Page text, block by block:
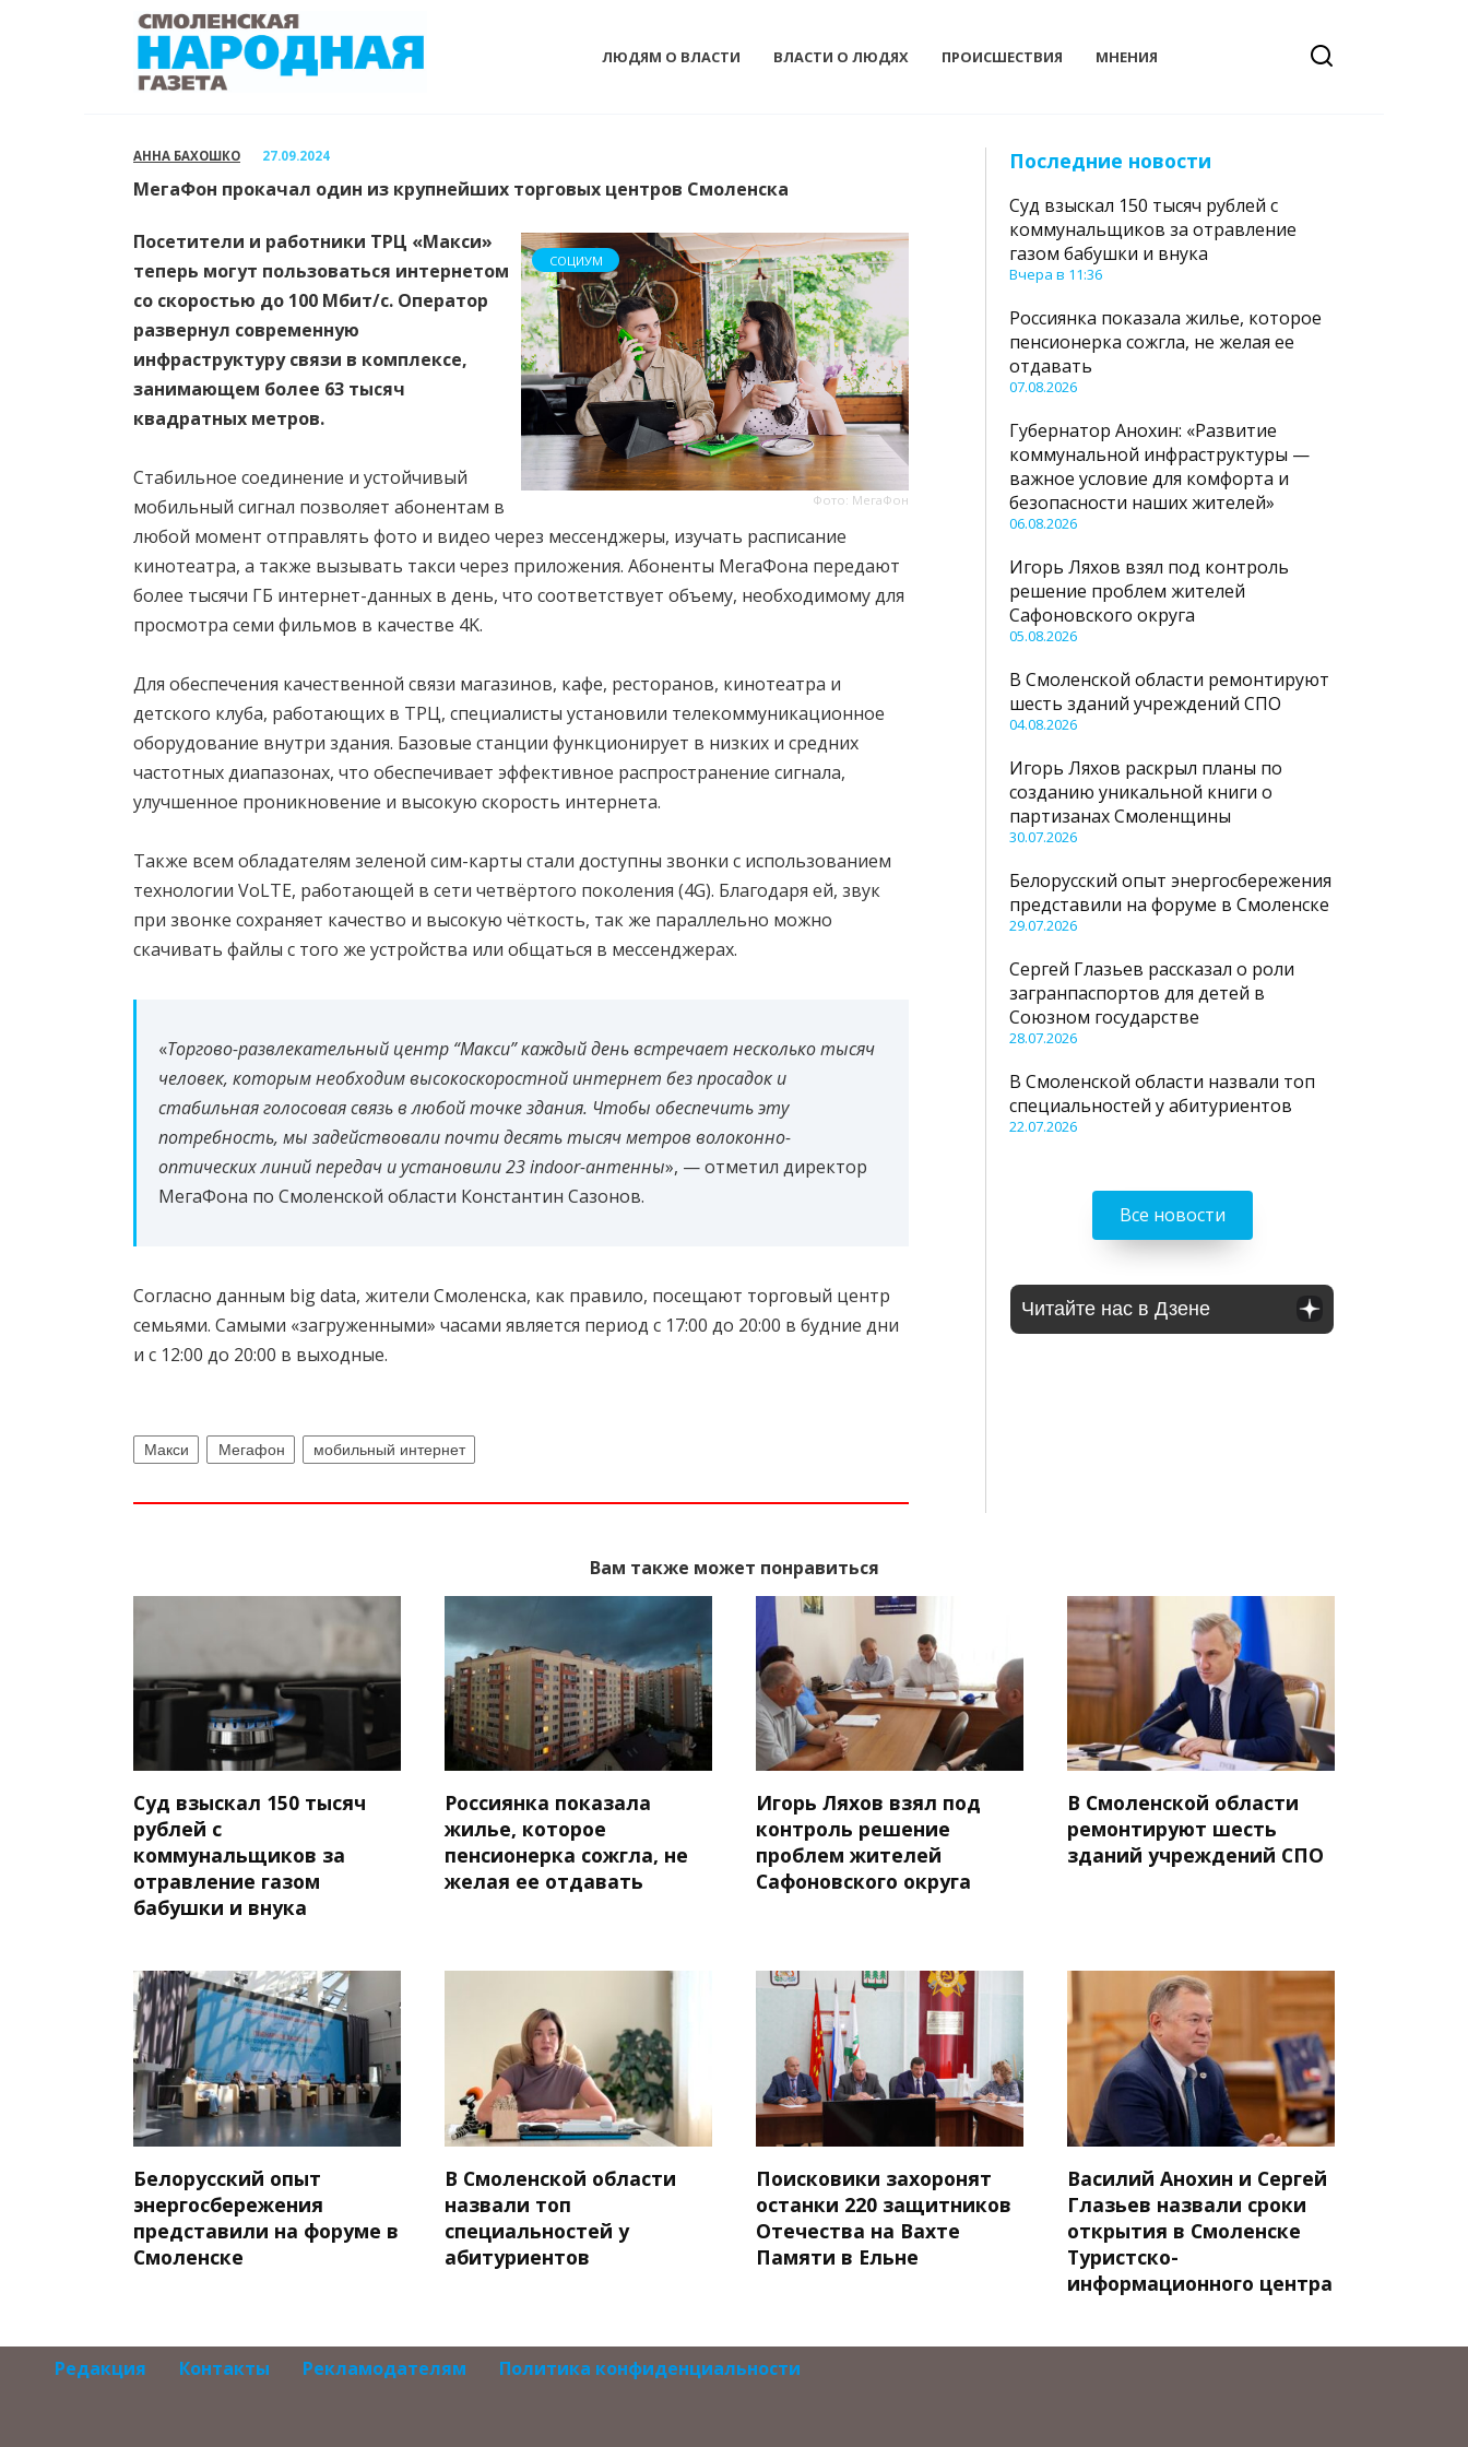
ЛЮДЯМ О ВЛАСТИ ВЛАСТИ О ЛЮДЯХ ПРОИСШЕСТВИЯ МНЕНИЯ
АННА БАХОШКО 27.09.2024
МегаФон прокачал один из крупнейших торговых центров Смоленска
Фото: МегаФон
СОЦИУМ
Посетители и работники ТРЦ «Макси»
теперь могут пользоваться интернетом
со скоростью до 100 Мбит/с. Оператор
развернул современную
инфраструктуру связи в комплексе,
занимающем более 63 тысяч
квадратных метров.
Стабильное соединение и устойчивый
мобильный сигнал позволяет абонентам в
любой момент отправлять фото и видео через мессенджеры, изучать расписание
кинотеатра, а также вызывать такси через приложения. Абоненты МегаФона передают
более тысячи ГБ интернет-данных в день, что соответствует объему, необходимому для
просмотра семи фильмов в качестве 4K.
Для обеспечения качественной связи магазинов, кафе, ресторанов, кинотеатра и
детского клуба, работающих в ТРЦ, специалисты установили телекоммуникационное
оборудование внутри здания. Базовые станции функционирует в низких и средних
частотных диапазонах, что обеспечивает эффективное распространение сигнала,
улучшенное проникновение и высокую скорость интернета.
Также всем обладателям зеленой сим-карты стали доступны звонки с использованием
технологии VoLTE, работающей в сети четвёртого поколения (4G). Благодаря ей, звук
при звонке сохраняет качество и высокую чёткость, так же параллельно можно
скачивать файлы с того же устройства или общаться в мессенджерах.
«Торгово-развлекательный центр “Макси” каждый день встречает несколько тысяч
человек, которым необходим высокоскоростной интернет без просадок и
стабильная голосовая связь в любой точке здания. Чтобы обеспечить эту
потребность, мы задействовали почти десять тысяч метров волоконно-
оптических линий передач и установили 23 indoor-антенны», — отметил директор
МегаФона по Смоленской области Константин Сазонов.
Согласно данным big data, жители Смоленска, как правило, посещают торговый центр
семьями. Самыми «загруженными» часами является период с 17:00 до 20:00 в будние дни
и с 12:00 до 20:00 в выходные.
Макси Мегафон мобильный интернет
Последние новости
Суд взыскал 150 тысяч рублей с
коммунальщиков за отравление
газом бабушки и внука
Вчера в 11:36
Россиянка показала жилье, которое
пенсионерка сожгла, не желая ее
отдавать
07.08.2026
Губернатор Анохин: «Развитие
коммунальной инфраструктуры —
важное условие для комфорта и
безопасности наших жителей»
06.08.2026
Игорь Ляхов взял под контроль
решение проблем жителей
Сафоновского округа
05.08.2026
В Смоленской области ремонтируют
шесть зданий учреждений СПО
04.08.2026
Игорь Ляхов раскрыл планы по
созданию уникальной книги о
партизанах Смоленщины
30.07.2026
Белорусский опыт энергосбережения
представили на форуме в Смоленске
29.07.2026
Сергей Глазьев рассказал о роли
загранпаспортов для детей в
Союзном государстве
28.07.2026
В Смоленской области назвали топ
специальностей у абитуриентов
22.07.2026
Все новости
Читайте нас в Дзене
Вам также может понравиться
Суд взыскал 150 тысяч
рублей с
коммунальщиков за
отравление газом
бабушки и внука
Россиянка показала
жилье, которое
пенсионерка сожгла, не
желая ее отдавать
Игорь Ляхов взял под
контроль решение
проблем жителей
Сафоновского округа
В Смоленской области
ремонтируют шесть
зданий учреждений СПО
Белорусский опыт
энергосбережения
представили на форуме в
Смоленске
В Смоленской области
назвали топ
специальностей у
абитуриентов
Поисковики захоронят
останки 220 защитников
Отечества на Вахте
Памяти в Ельне
Василий Анохин и Сергей
Глазьев назвали сроки
открытия в Смоленске
Туристско-
информационного центра
Редакция Контакты Рекламодателям Политика конфиденциальности